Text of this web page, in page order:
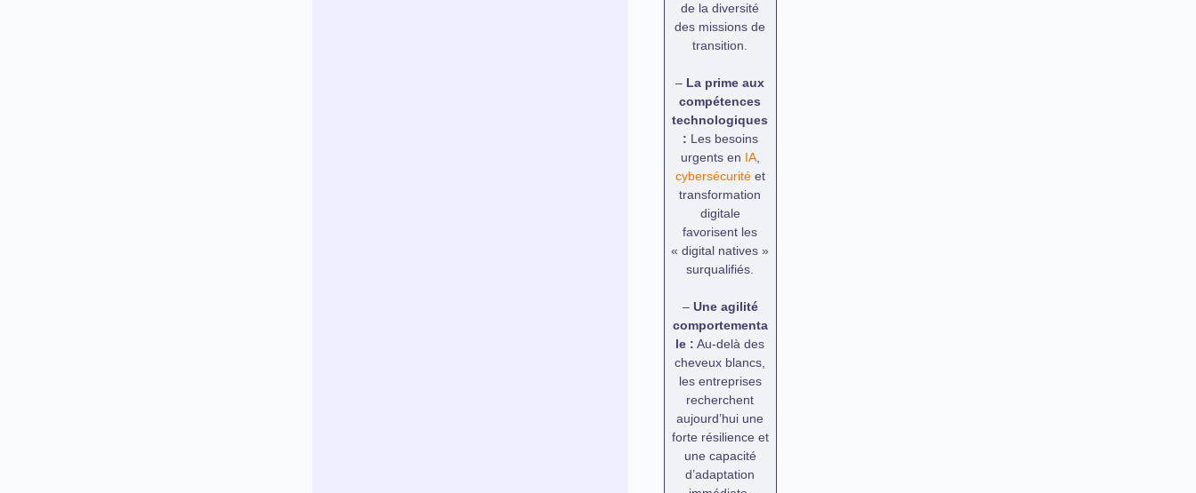
de la diversité
des missions de
transition.
– La prime aux
compétences
technologiques
: Les besoins
urgents en IA,
cybersécurité et
transformation
digitale
favorisent les
« digital natives »
surqualifiés.
– Une agilité
comportementa
le : Au-delà des
cheveux blancs,
les entreprises
recherchent
aujourd’hui une
forte résilience et
une capacité
d’adaptation